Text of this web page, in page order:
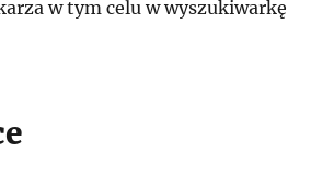
w tym celu w wyszukiwarkę